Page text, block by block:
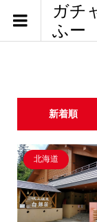
ガチ
ふー
新着順
北海道